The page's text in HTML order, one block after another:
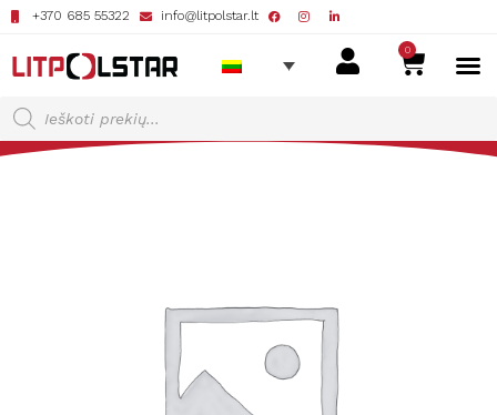
+370 685 55322 info@litpolstar.lt
0